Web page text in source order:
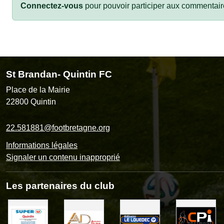
Connectez-vous pour pouvoir participer aux
St Brandan- Quintin FC
Place de la Mairie
22800 Quintin
22.581881@footbretagne.org
Informations légales
Signaler un contenu inapproprié
Les partenaires du club